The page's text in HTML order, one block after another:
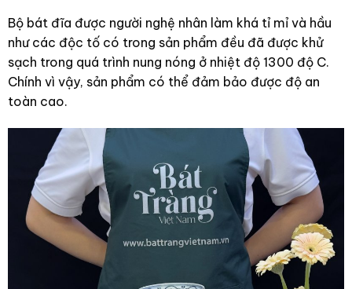
Bộ bát đĩa được người nghệ nhân làm khá tỉ mỉ và hầu
như các độc tố có trong sản phẩm đều đã được khử
sạch trong quá trình nung nóng ở nhiệt độ 1300 độ C.
Chính vì vậy, sản phẩm có thể đảm bảo được độ an
toàn cao.